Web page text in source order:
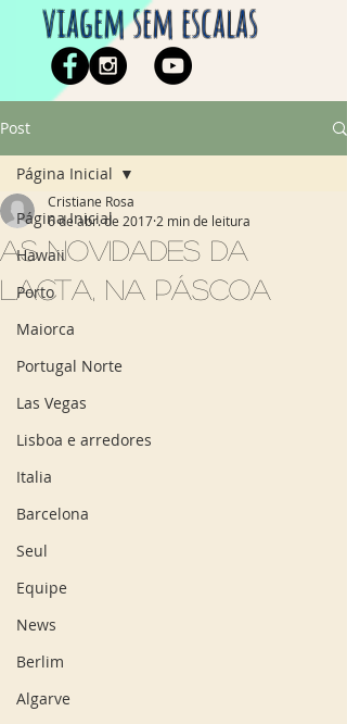
viagem sem escalas
Post
Página Inicial
Hawaii
Porto
Maiorca
Portugal Norte
Las Vegas
Lisboa e arredores
Italia
Barcelona
Seul
Equipe
News
Berlim
Algarve
Página Inicial
As novidades da
Lacta, na Páscoa
Cristiane Rosa
6 de abr. de 2017 2 min de leitura